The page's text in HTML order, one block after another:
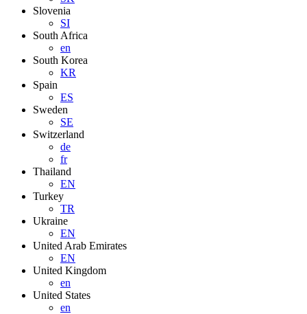
Slovenia
SI
South Africa
en
South Korea
KR
Spain
ES
Sweden
SE
Switzerland
de
fr
Thailand
EN
Turkey
TR
Ukraine
EN
United Arab Emirates
EN
United Kingdom
en
United States
en